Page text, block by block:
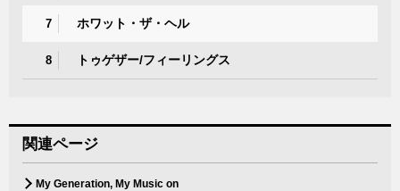
7 ホワット・ザ・ヘル
8 トゥゲザー/フィーリングス
関連ページ
My Generation, My Music on